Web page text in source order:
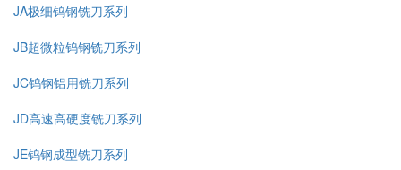
JA极细钨钢铣刀系列
JB超微粒钨钢铣刀系列
JC钨钢铝用铣刀系列
JD高速高硬度铣刀系列
JE钨钢成型铣刀系列